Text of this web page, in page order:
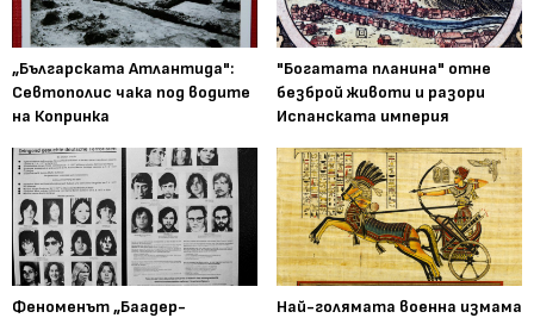
„Българската Атлантида":
Севтополис чака под водите
на Копринка
"Богатата планина" отне
безброй животи и разори
Испанската империя
Феноменът „Баадер-
Най-голямата военна измама